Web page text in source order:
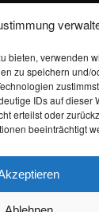
bieten, verwenden
zu speichern und/
IDs auf dieser
erteilst oder
beeinträchtigt
am 9./
und U15) und
Siebertunter
Permalink.